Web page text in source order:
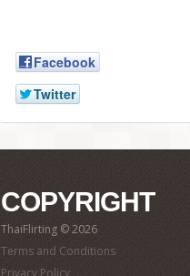
Facebook
Twitter
COPYRIGHT
ThaiFlirting © 2026
Terms and Conditions
Privacy Policy